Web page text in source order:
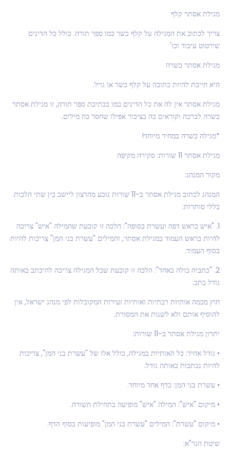
מגילת אסתר קלף
צריך לכתוב את המגילה על קלף כשר כמו ספר תורה. כולל כל הדינים
שירטוט עיבוד וכו'
מגילת אסתר כשרה
היא חייבת להיות כתובה על קלף כשר או גויל.
מגילת אסתר אין לה את כל הדינים כמו בכתיבת ספר תורה, זו מגילת אסתר
כשרה לברכה וקוראים בה בציבור אפילו שחסר בה מילים.
*מגילה כשרה במחיר מיוחד!
מגילת אסתר 11 שורות: סקירה מקיפה
מקור המנהג:
המנהג לכתוב מגילת אסתר ב-11 שורות נובע מהרצון ליישב בין שתי הלכות
כללי סותרות:
1. "איש בראש דפה ועשרת בסופה": הלכה זו קובעת שהמילה "איש" צריכה
להיות בראש העמוד במגילת אסתר, והמילים "עשרת בני המן" צריכות להיות
בסוף העמוד.
2. "כתביה כולה כאחד": הלכה זו קובעת שכל המגילה צריכה להיכתב באותה
גודל כתב.
חוץ מכמה אותיות רבתיות ואותיות זעירות המקובלות לפי מנהג ישראל, אין
להוסיף אותם ולא לשנות את המסורת.
יתרון מגילת אסתר ב-11 שורות:
• גודל אחיד: כל האותיות במגילה, כולל אלו של "עשרת בני המן", צריכות
להיות נכתבות באותה גודל.
• עשרת בני המן: בדף אחד מיוחד.
• מיקום "איש": המילה "איש" מופיעה בתחילת השורה.
• מיקום "עשרת": המילים "עשרת בני המן" מופיעות בסוף הדף.
שיטת הגר"א: